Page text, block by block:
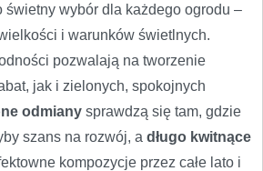
świetny wybór dla każdego ogrodu –
i warunków świetlnych.
pozwalają na tworzenie
jak i zielonych, spokojnych
odmiany sprawdzą się tam, gdzie
szans na rozwój, a długo kwitnące
kompozycje przez całe lato i